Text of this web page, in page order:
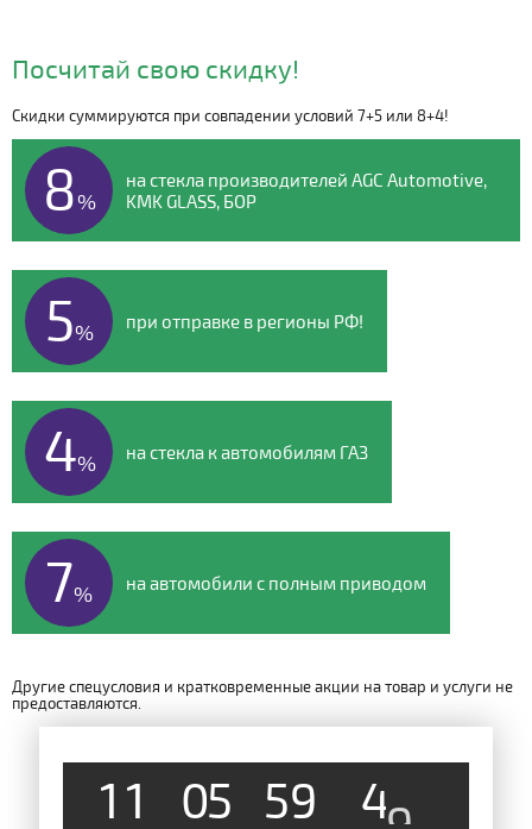
Видео о компании
Посчитай свою скидку!
Скидки суммируются при совпадении условий 7+5 или 8+4!
8%
на стекла производителей AGC Automotive,
KMK GLASS, БОР
5% при отправке в регионы РФ!
4% на стекла к автомобилям ГАЗ
7% на автомобили с полным приводом
Другие спецусловия и кратковременные акции на товар и услуги не
предоставляются.
1 1 05 59 48